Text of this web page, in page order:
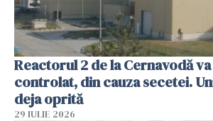
Reactorul 2 de la Cernavodă
controlat, din cauza secetei.
deja oprită
29 IULIE 2026